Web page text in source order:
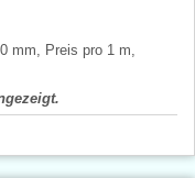
mm, Preis pro 1 m,